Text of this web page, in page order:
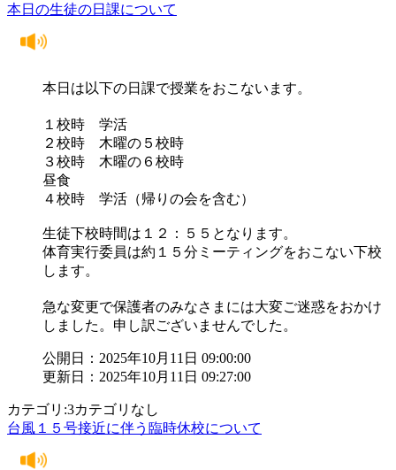
本日の生徒の日課について
本日は以下の日課で授業をおこないます。
１校時 学活
２校時 木曜の５校時
３校時 木曜の６校時
昼食
４校時 学活（帰りの会を含む）
生徒下校時間は１２：５５となります。
体育実行委員は約１５分ミーティングをおこない下校
します。
急な変更で保護者のみなさまには大変ご迷惑をおかけ
しました。申し訳ございませんでした。
公開日：2025年10月11日 09:00:00
更新日：2025年10月11日 09:27:00
カテゴリ:3カテゴリなし
台風１５号接近に伴う臨時休校について